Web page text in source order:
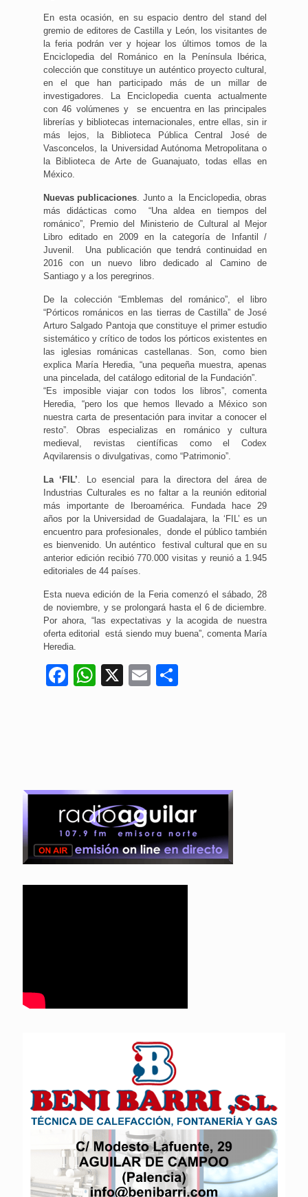
En esta ocasión, en su espacio dentro del stand del
gremio de editores de Castilla y León, los visitantes de
la feria podrán ver y hojear los últimos tomos de la
Enciclopedia del Románico en la Península Ibérica,
colección que constituye un auténtico proyecto cultural,
en el que han participado más de un millar de
investigadores. La Enciclopedia cuenta actualmente
con 46 volúmenes y se encuentra en las principales
librerías y bibliotecas internacionales, entre ellas, sin ir
más lejos, la Biblioteca Pública Central José de
Vasconcelos, la Universidad Autónoma Metropolitana o
la Biblioteca de Arte de Guanajuato, todas ellas en
México.
Nuevas publicaciones . Junto a la Enciclopedia, obras
más didácticas como “Una aldea en tiempos del
románico”, Premio del Ministerio de Cultural al Mejor
Libro editado en 2009 en la categoría de Infantil /
Juvenil. Una publicación que tendrá continuidad en
2016 con un nuevo libro dedicado al Camino de
Santiago y a los peregrinos.
De la colección “Emblemas del románico”, el libro
“Pórticos románicos en las tierras de Castilla” de José
Arturo Salgado Pantoja que constituye el primer estudio
sistemático y crítico de todos los pórticos existentes en
las iglesias románicas castellanas. Son, como bien
explica María Heredia, “una pequeña muestra, apenas
una pincelada, del catálogo editorial de la Fundación”.
“Es imposible viajar con todos los libros”, comenta
Heredia, “pero los que hemos llevado a México son
nuestra carta de presentación para invitar a conocer el
resto”. Obras especializas en románico y cultura
medieval, revistas científicas como el Codex
Aqvilarensis o divulgativas, como “Patrimonio”.
La ‘FIL’ . Lo esencial para la directora del área de
Industrias Culturales es no faltar a la reunión editorial
más importante de Iberoamérica. Fundada hace 29
años por la Universidad de Guadalajara, la ‘FIL’ es un
encuentro para profesionales, donde el público también
es bienvenido. Un auténtico festival cultural que en su
anterior edición recibió 770.000 visitas y reunió a 1.945
editoriales de 44 países.
Esta nueva edición de la Feria comenzó el sábado, 28
de noviembre, y se prolongará hasta el 6 de diciembre.
Por ahora, “las expectativas y la acogida de nuestra
oferta editorial está siendo muy buena”, comenta María
Heredia.
Facebook
WhatsApp
X Email